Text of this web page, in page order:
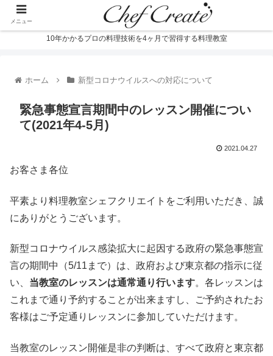
10年かかるプロの料理技術を4ヶ月で習得する料理教室
ホーム 新型コロナウイルスへの対応について
緊急事態宣言期間中のレッスン開催につい
て(2021年4-5月)
2021.04.27
お客さま各位
平素より料理教室シェフクリエイトをご利用いただき、誠
にありがとうございます。
新型コロナウイルス感染拡大に起因する政府の緊急事態宣
言の期間中（5/11まで）は、政府および東京都の指示に従
い、 当教室のレッスンは通常通り行います。各レッスンは
これまで通り予約することが出来ますし、ご予約されたお
客様はご予定通りレッスンに参加していただけます。
当教室のレッスン開催是非の判断は、すべて政府と東京都
メニュー